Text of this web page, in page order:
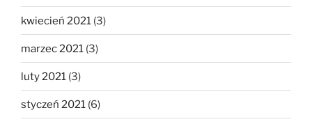
kwiecień 2021 (3)
marzec 2021 (3)
luty 2021 (3)
styczeń 2021 (6)